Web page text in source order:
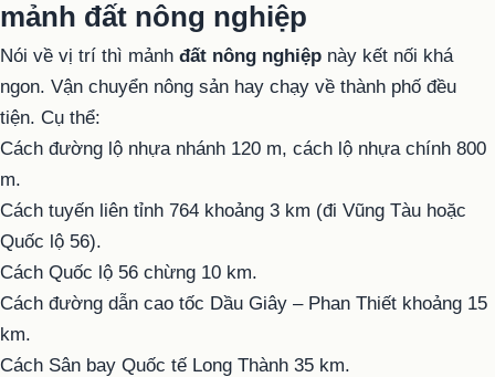
mảnh đất nông nghiệp
Nói về vị trí thì mảnh đất nông nghiệp này kết nối khá
ngon. Vận chuyển nông sản hay chạy về thành phố đều
tiện. Cụ thể:
Cách đường lộ nhựa nhánh 120 m, cách lộ nhựa chính 800
m.
Cách tuyến liên tỉnh 764 khoảng 3 km (đi Vũng Tàu hoặc
Quốc lộ 56).
Cách Quốc lộ 56 chừng 10 km.
Cách đường dẫn cao tốc Dầu Giây – Phan Thiết khoảng 15
km.
Cách Sân bay Quốc tế Long Thành 35 km.